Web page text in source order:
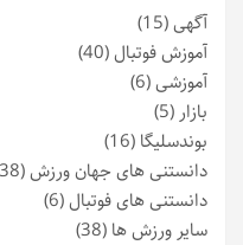
آگهی(15)
آموزش فوتبال(40)
آموزشی(6)
بازار (5)
بوندسلیگا (16)
دانستنی های جهان ورزش(38)
دانستنی های فوتبال(6)
سایر ورزش ها (38)